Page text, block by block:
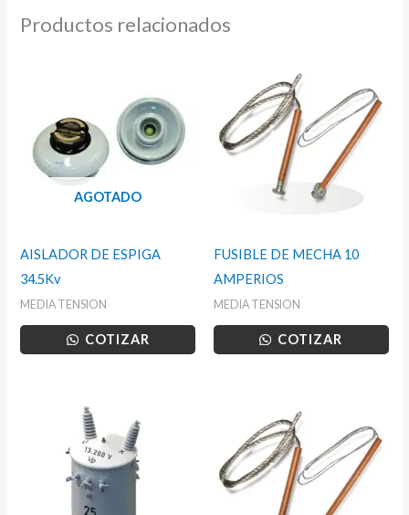
Productos relacionados
AGOTADO
AISLADOR DE ESPIGA
34.5Kv
MEDIA TENSION
COTIZAR
FUSIBLE DE MECHA 10
AMPERIOS
MEDIA TENSION
COTIZAR